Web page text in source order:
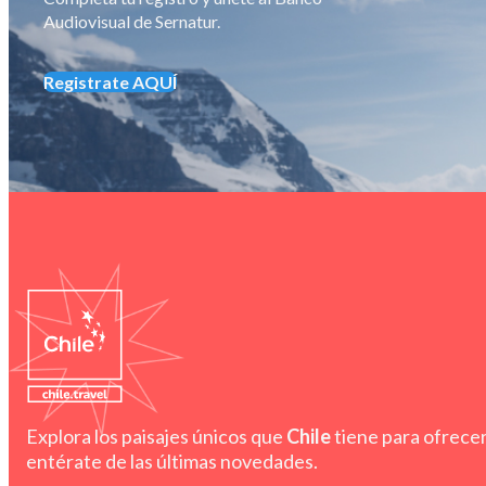
Audiovisual de Sernatur.
Registrate AQUÍ
Explora los paisajes únicos que Chiletiene para
entérate de las últimas novedades.